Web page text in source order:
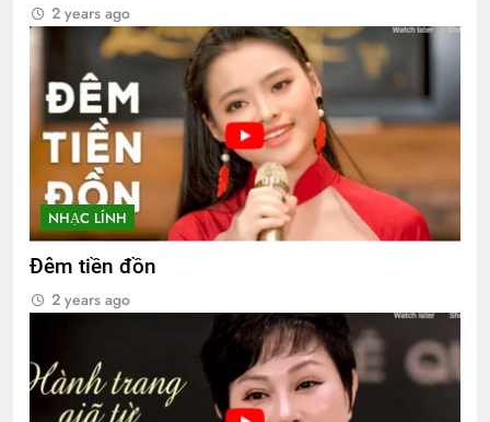
2 years ago
NHẠC LÍNH
Đêm tiền đồn
2 years ago